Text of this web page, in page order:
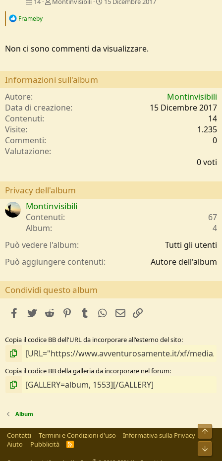
R
t
n
s
:
Frameby
Non ci sono commenti da visualizzare.
Informazioni sull'album
Autore
Montinvisibili
Data di creazione
15 Dicembre 2017
Contenuti
14
Visite
1.235
Commenti
0
Valutazione
0
t
l
l
0 voti
Privacy dell'album
Montinvisibili
Contenuti
67
Album
4
Può vedere l'album
Tutti gli utenti
Può aggiungere contenuti
Autore dell'album
Condividi questo album
facebookTwitterReddit PinterestTumblrWhatsApp
e-mail
Copia il codice BB dell'URL da incorporare all'esterno del sito
Copia il codice BB della galleria da incorporare nel forum
Album
Contatti Termini e Condizioni d'uso
Informativa sulla Privacy
Aiuto
Pubblicità
R
S
Alto